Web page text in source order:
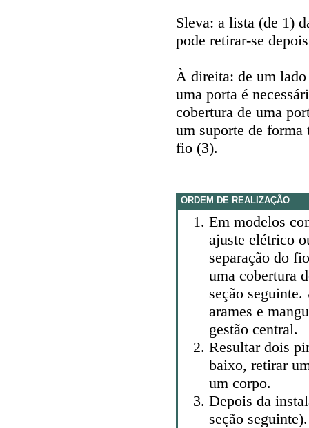
Sleva: a lista (de 1)
pode retirar-se
À direita: de um lado
uma porta é
cobertura de uma
um suporte de
fio (3).
ORDEM DE REALIZAÇÃO
Em modelos
ajuste elétrico
separação do
uma cobertura
seção seguinte.
arames e
gestão central.
Resultar dois
baixo, retirar
um corpo.
Depois da
seção seguinte).